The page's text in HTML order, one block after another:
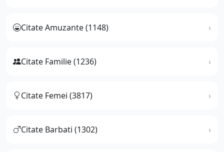
Citate Amuzante (1148)
Citate Familie (1236)
Citate Femei (3817)
Citate Barbati (1302)